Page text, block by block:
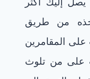
من طريق
على المقامرين
على من تلوث